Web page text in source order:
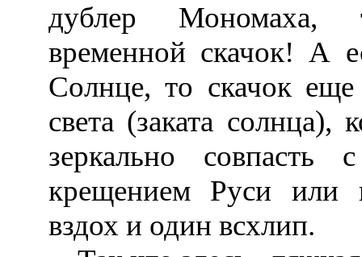
дублер Мономаха,
временной скачок! А
Солнце, то скачок
света (заката солнца),
зеркально
крещением Руси или
вздох и один всхлип.